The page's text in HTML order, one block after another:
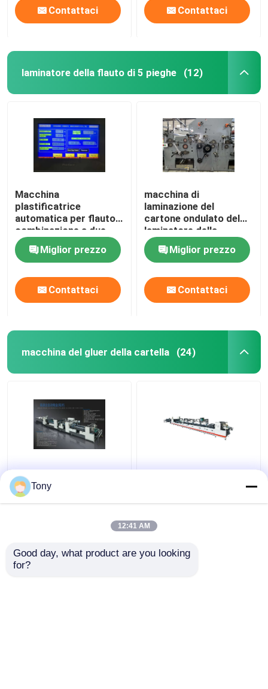
Contattaci Contattaci
laminatore della flauto di 5 pieghe (12)
Macchina
plastificatrice
automatica per flauto a
combinazione a due
flauti 5000 pezzi / ora
DW-1650Miglior prezzo
Contattaci
macchina di
laminazione del
cartone ondulato del
laminatore della
scanalatura di 5 pieghe
di 1650*1450mm
Miglior prezzo
Contattaci
macchina del gluer della cartella (24)
23KW piegatrice
automatica ad alta
velocità 240m/min di
Incollatrice automatica
per scatole di cartone
Tony
12:41 AM
Good day, what product are you looking
for?